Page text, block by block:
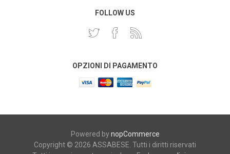
FOLLOW US
OPZIONI DI PAGAMENTO
Powered bynopCommerce
Copyright © 2026 ASSABESE. Tutti i diritti riservati